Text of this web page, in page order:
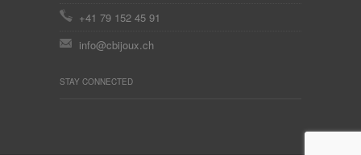
+41 79 152 45 91
info@cbijoux.ch
STAY CONNECTED